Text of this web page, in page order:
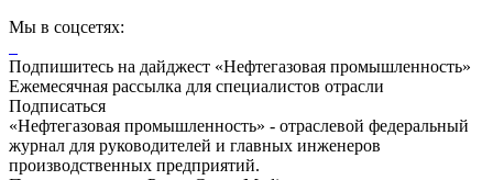
Мы в соцсетях:
Подпишитесь на дайджест «Нефтегазовая промышленность»
Ежемесячная рассылка для специалистов отрасли
Подписаться
«Нефтегазовая промышленность» - отраслевой федеральный
журнал для руководителей и главных инженеров
производственных предприятий.